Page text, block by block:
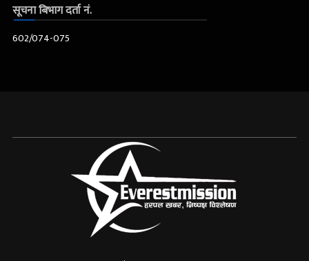
सूचना बिभाग दर्ता नं.
602/074-075